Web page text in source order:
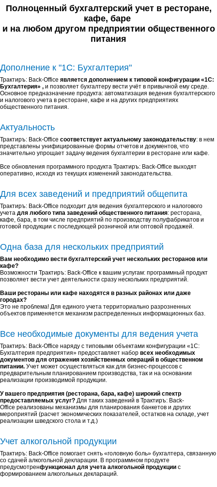
Полноценный бухгалтерский учет в ресторане,
кафе, баре
и на любом другом предприятии общественного
питания
Дополнение к "1С: Бухгалтерия"
Трактиръ: Back-Office является дополнением к типовой конфигурации «1С:
Бухгалтерия» , и позволяет бухгалтеру вести учёт в привычной ему среде.
Основное предназначение продукта: автоматизация ведения бухгалтерского
и налогового учета в ресторане, кафе и на других предприятиях
общественного питания.
Актуальность
Трактиръ: Back-Office соответствует актуальному законодательству: в нем
представлены унифицированные формы отчетов и документов, что
значительно упрощает задачу ведения бухгалтерии в ресторане или кафе.
Все обновления программного продукта Трактиръ: Back-Office выходят
оперативно, исходя из текущих изменений законодательства.
Для всех заведений и предприятий общепита
Трактиръ: Back-Office подходит для ведения бухгалтерского и налогового
учета для любого типа заведений общественного питания: ресторана,
кафе, бара, в том числе предприятий по производству полуфабрикатов и
готовой продукции с последующей розничной или оптовой продажей.
Одна база для нескольких предприятий
Вам необходимо вести бухгалтерский учет нескольких ресторанов или
кафе?
Возможности Трактиръ: Back-Office к вашим услугам: программный продукт
позволяет вести учет деятельности сразу нескольких предприятий.
Ваши рестораны или кафе находятся в разных районах или даже
городах?
Это не проблема! Для единого учета территориально разрозненных
объектов применяется механизм распределенных информационных баз.
Все необходимые документы для ведения учета
Трактиръ: Back-Office наряду с типовыми объектами конфигурации «1С:
Бухгалтерия предприятия» предоставляет набор всех необходимых
документов для отражения хозяйственных операций в общественном
питании. Учет может осуществляться как для бизнес-процессов с
предварительным планированием производства, так и на основании
реализации производимой продукции.
У вашего предприятия (ресторана, бара, кафе) широкий спектр
предоставляемых услуг? Для таких заведений в Трактиръ: Back-
Office реализованы механизмы для планирования банкетов и других
мероприятий (расчет экономических показателей, остатков на складе, учет
реализации шведского стола и т.д.)
Учет алкогольной продукции
Трактиръ: Back-Office помогает снять «головную боль» бухгалтера, связанную
со сдачей алкогольной декларации. В программном продукте
предусмотренфункционал для учета алкогольной продукции с
формированием алкогольных деклараций.